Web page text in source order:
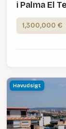
i Palma El
1,300,000 €
Havudsigt